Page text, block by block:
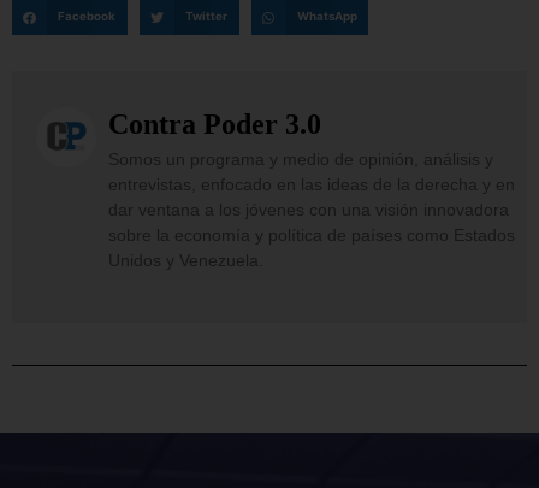
Facebook Twitter WhatsApp
Contra Poder 3.0
Somos un programa y medio de opinión, análisis y
entrevistas, enfocado en las ideas de la derecha y en
dar ventana a los jóvenes con una visión innovadora
sobre la economía y política de países como Estados
Unidos y Venezuela.